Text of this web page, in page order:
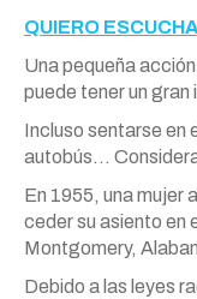
QUIERO
Una pequeña
puede tener un gran
Incluso sentarse en
autobús…
En 1955, una mujer
ceder su asiento en
Montgomery,
Debido a las leyes